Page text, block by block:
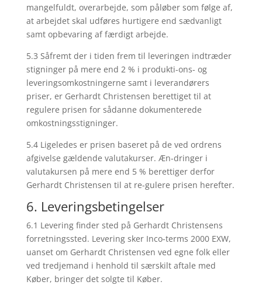
mangelfuldt, overarbejde, som påløber som følge af,
at arbejdet skal udføres hurtigere end sædvanligt
samt opbevaring af færdigt arbejde.
5.3 Såfremt der i tiden frem til leveringen indtræder
stigninger på mere end 2 % i produkti-ons- og
leveringsomkostningerne samt i leverandørers
priser, er Gerhardt Christensen berettiget til at
regulere prisen for sådanne dokumenterede
omkostningsstigninger.
5.4 Ligeledes er prisen baseret på de ved ordrens
afgivelse gældende valutakurser. Æn-dringer i
valutakursen på mere end 5 % berettiger derfor
Gerhardt Christensen til at re-gulere prisen herefter.
6. Leveringsbetingelser
6.1 Levering finder sted på Gerhardt Christensens
forretningssted. Levering sker Inco-terms 2000 EXW,
uanset om Gerhardt Christensen ved egne folk eller
ved tredjemand i henhold til særskilt aftale med
Køber, bringer det solgte til Køber.